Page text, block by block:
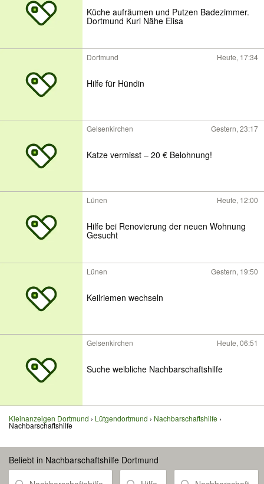
Küche aufräumen und Putzen Badezimmer.
Dortmund Kurl Nähe Elisa
Dortmund Heute, 17:34
Hilfe für Hündin
Gelsenkirchen Gestern, 23:17
Katze vermisst – 20 € Belohnung!
Lünen Heute, 12:00
Hilfe bei Renovierung der neuen Wohnung
Gesucht
Lünen Gestern, 19:50
Keilriemen wechseln
Gelsenkirchen Heute, 06:51
Suche weibliche Nachbarschaftshilfe
Kleinanzeigen Dortmund Lütgendortmund Nachbarschaftshilfe
Nachbarschaftshilfe
Beliebt in Nachbarschaftshilfe Dortmund